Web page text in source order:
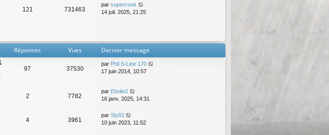
121 731463
par supercook
14 juil. 2025, 21:25
Réponses Vues Dernier message
97 37530
par Phil.S-Line 170
17 juin 2014, 10:57
2 7782
par Elodie2
16 janv. 2025, 14:31
4 3961
par Sly83
10 juin 2023, 11:52